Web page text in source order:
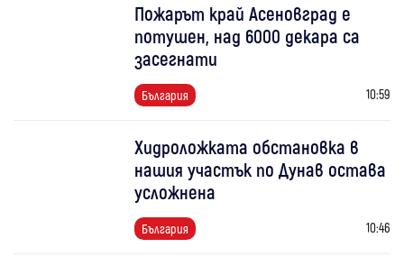
Пожарът край Асеновград е
потушен, над 6000 декара са
засегнати
България 10:59
Хидроложката обстановка в
нашия участък по Дунав остава
усложнена
България 10:46